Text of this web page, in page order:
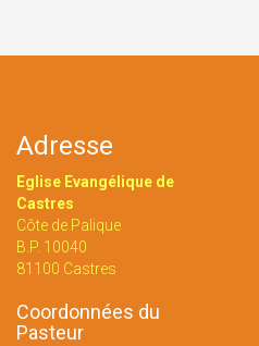
Adresse
Eglise Evangélique de
Castres
Côte de Palique
B.P. 10040
81100 Castres
Coordonnées du
Pasteur